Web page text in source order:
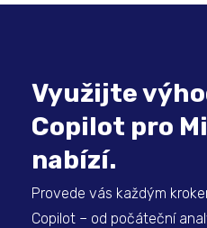
Využijte
Copilot pro
nabízí.
Provede vás každým
Copilot – od počáteční